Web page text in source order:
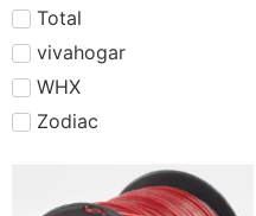
Total
vivahogar
WHX
Zodiac